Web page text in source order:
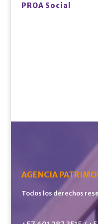
PROA Social
AGENCIA
Todos los derechos